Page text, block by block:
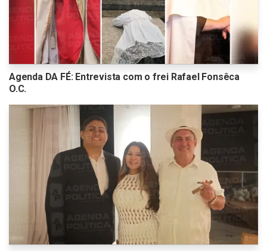
Agenda DA FÉ: Entrevista com o frei Rafael Fonsêca
O.C.